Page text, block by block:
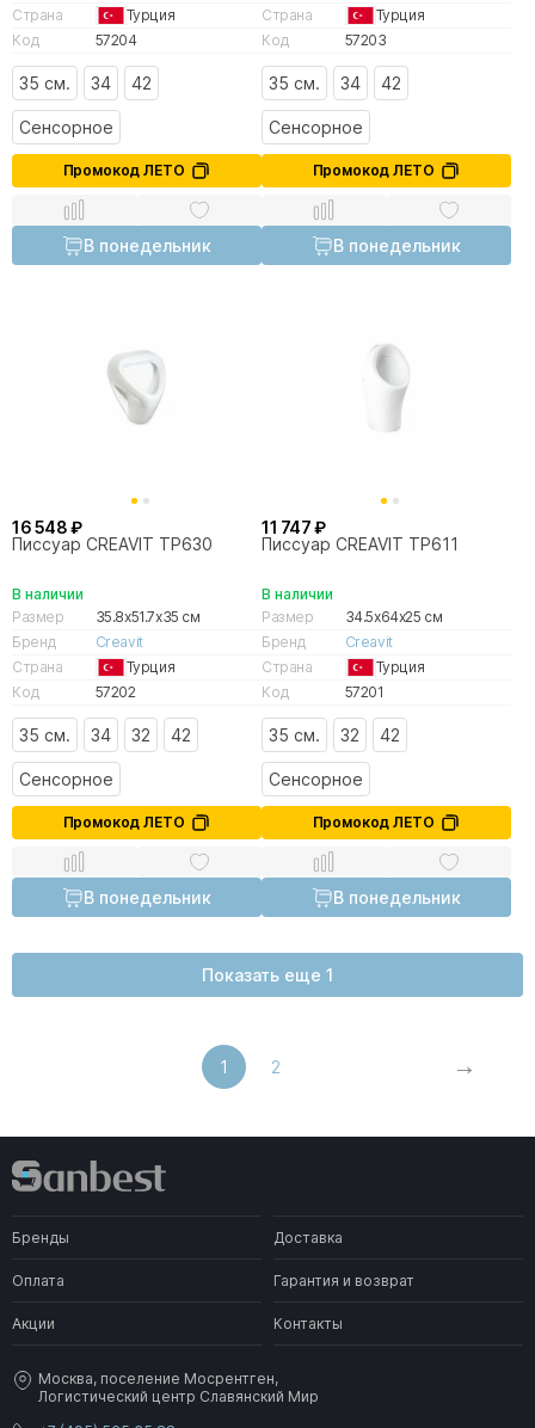
Страна
Турция
Код
57204
35 см. 34 42
Сенсорное
Промокод ЛЕТО
В понедельник
Страна
Турция
Код
57203
35 см. 34 42
Сенсорное
Промокод ЛЕТО
В понедельник
16 548 ₽
Писсуар CREAVIT TP630
В наличии
Размер
35.8x51.7x35 см
Бренд
Creavit
Страна
Турция
Код
57202
35 см. 34 32 42
Сенсорное
Промокод ЛЕТО
В понедельник
11 747 ₽
Писсуар CREAVIT TP611
В наличии
Размер
34.5x64x25 см
Бренд
Creavit
Страна
Турция
Код
57201
35 см. 32 42
Сенсорное
Промокод ЛЕТО
В понедельник
Показать еще 1
1 2
Бренды Доставка
Оплата Гарантия и возврат
Акции Контакты
Москва, поселение Мосрентген,
Логистический центр Славянский Мир